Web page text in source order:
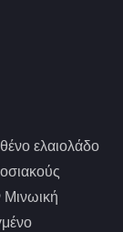
ελαιολάδο
Μινωική